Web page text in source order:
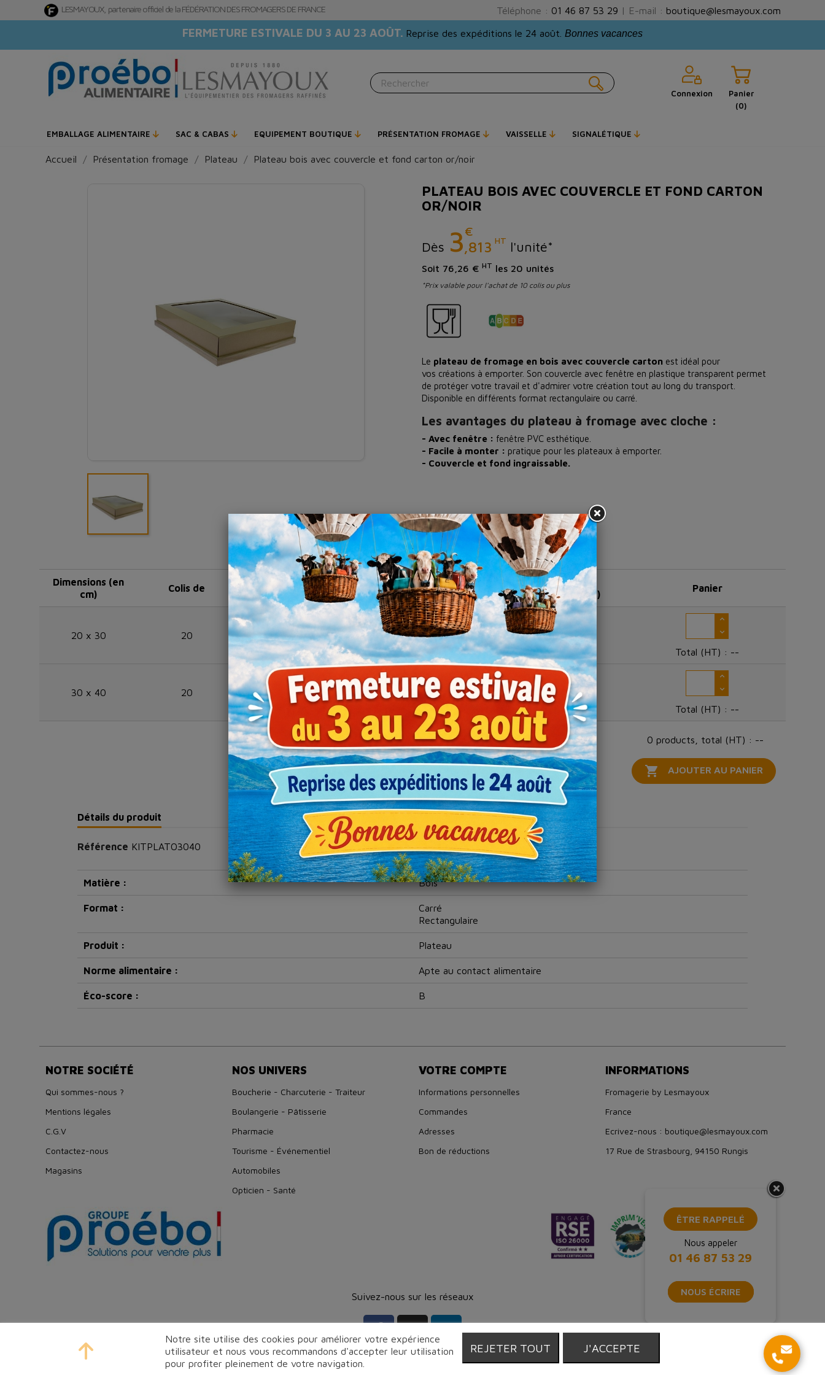
LESMAYOUX, partenaire officiel de la FÉDÉRATION DES FROMAGERS DE FRANCE Téléphone : 01 46 87 53 29 | E-mail : boutique@lesmayoux.com
FERMETURE ESTIVALE DU 3 AU 23 AOÛT. Reprise des expéditions le 24 août. Bonnes vacances
Connexion
Panier
(0)
EMBALLAGE ALIMENTAIRE SAC & CABAS EQUIPEMENT BOUTIQUE PRÉSENTATION FROMAGE VAISSELLE SIGNALÉTIQUE
Accueil Présentation fromage Plateau Plateau bois avec couvercle et fond carton or/noir
PLATEAU BOIS AVEC COUVERCLE ET FOND CARTON
OR/NOIR
Dès 3€
,813 HT l'unité*
Soit 76,26 € HT les 20 unités
*Prix valable pour l'achat de 10 colis ou plus
Le plateau de fromage en bois avec couvercle carton est idéal pour
vos créations à emporter. Son couvercle avec fenêtre en plastique transparent permet
de protéger votre travail et d'admirer votre création tout au long du transport.
Disponible en différents format rectangulaire ou carré.
Les avantages du plateau à fromage avec cloche :
- Avec fenêtre : fenêtre PVC esthétique.
- Facile à monter : pratique pour les plateaux à emporter.
- Couvercle et fond ingraissable.
Dimensions (en
cm)
Colis de Référence
1-4
(prix HT)
5-9
(prix HT)
10 +
(prix HT)
Panier
20 x 30 20 KITPLATO2030 91,97 € 84,11 €
76,26 €
Total (HT) : --
30 x 40 20 KITPLATO3040 128,25 € 116,03 €
111,14 €
Total (HT) : --
0 products, total (HT) : --
 AJOUTER AU PANIER
Détails du produit
Référence KITPLATO3040
Matière : Bois
Format :
Carré
Rectangulaire
Produit : Plateau
Norme alimentaire : Apte au contact alimentaire
Éco-score : B
NOTRE SOCIÉTÉ
Qui sommes-nous ?
Mentions légales
C.G.V
Contactez-nous
Magasins
NOS UNIVERS
Boucherie - Charcuterie - Traiteur
Boulangerie - Pâtisserie
Pharmacie
Tourisme - Événementiel
Automobiles
Opticien - Santé
VOTRE COMPTE
Informations personnelles
Commandes
Adresses
Bon de réductions
INFORMATIONS
Fromagerie by Lesmayoux
France
Ecrivez-nous : boutique@lesmayoux.com
17 Rue de Strasbourg, 94150 Rungis
ÊTRE RAPPELÉ
Nous appeler
01 46 87 53 29
NOUS ÉCRIRE
Notre site utilise des cookies pour améliorer votre expérience
utilisateur et nous vous recommandons d'accepter leur utilisation
pour profiter pleinement de votre navigation.
REJETER TOUT J'ACCEPTE
Suivez-nous sur les réseaux